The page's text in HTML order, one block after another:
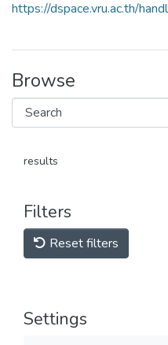
https://dspace.vru.ac.th/
Browse
results
Filters
Reset filters
Settings